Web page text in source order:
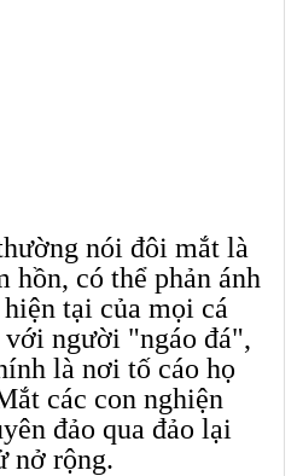
nói đôi mắt là
hồn, có thể phản ánh
tại của mọi cá
người "ngáo đá",
là nơi tố cáo họ
các con nghiện
đảo qua đảo lại
nở rộng.